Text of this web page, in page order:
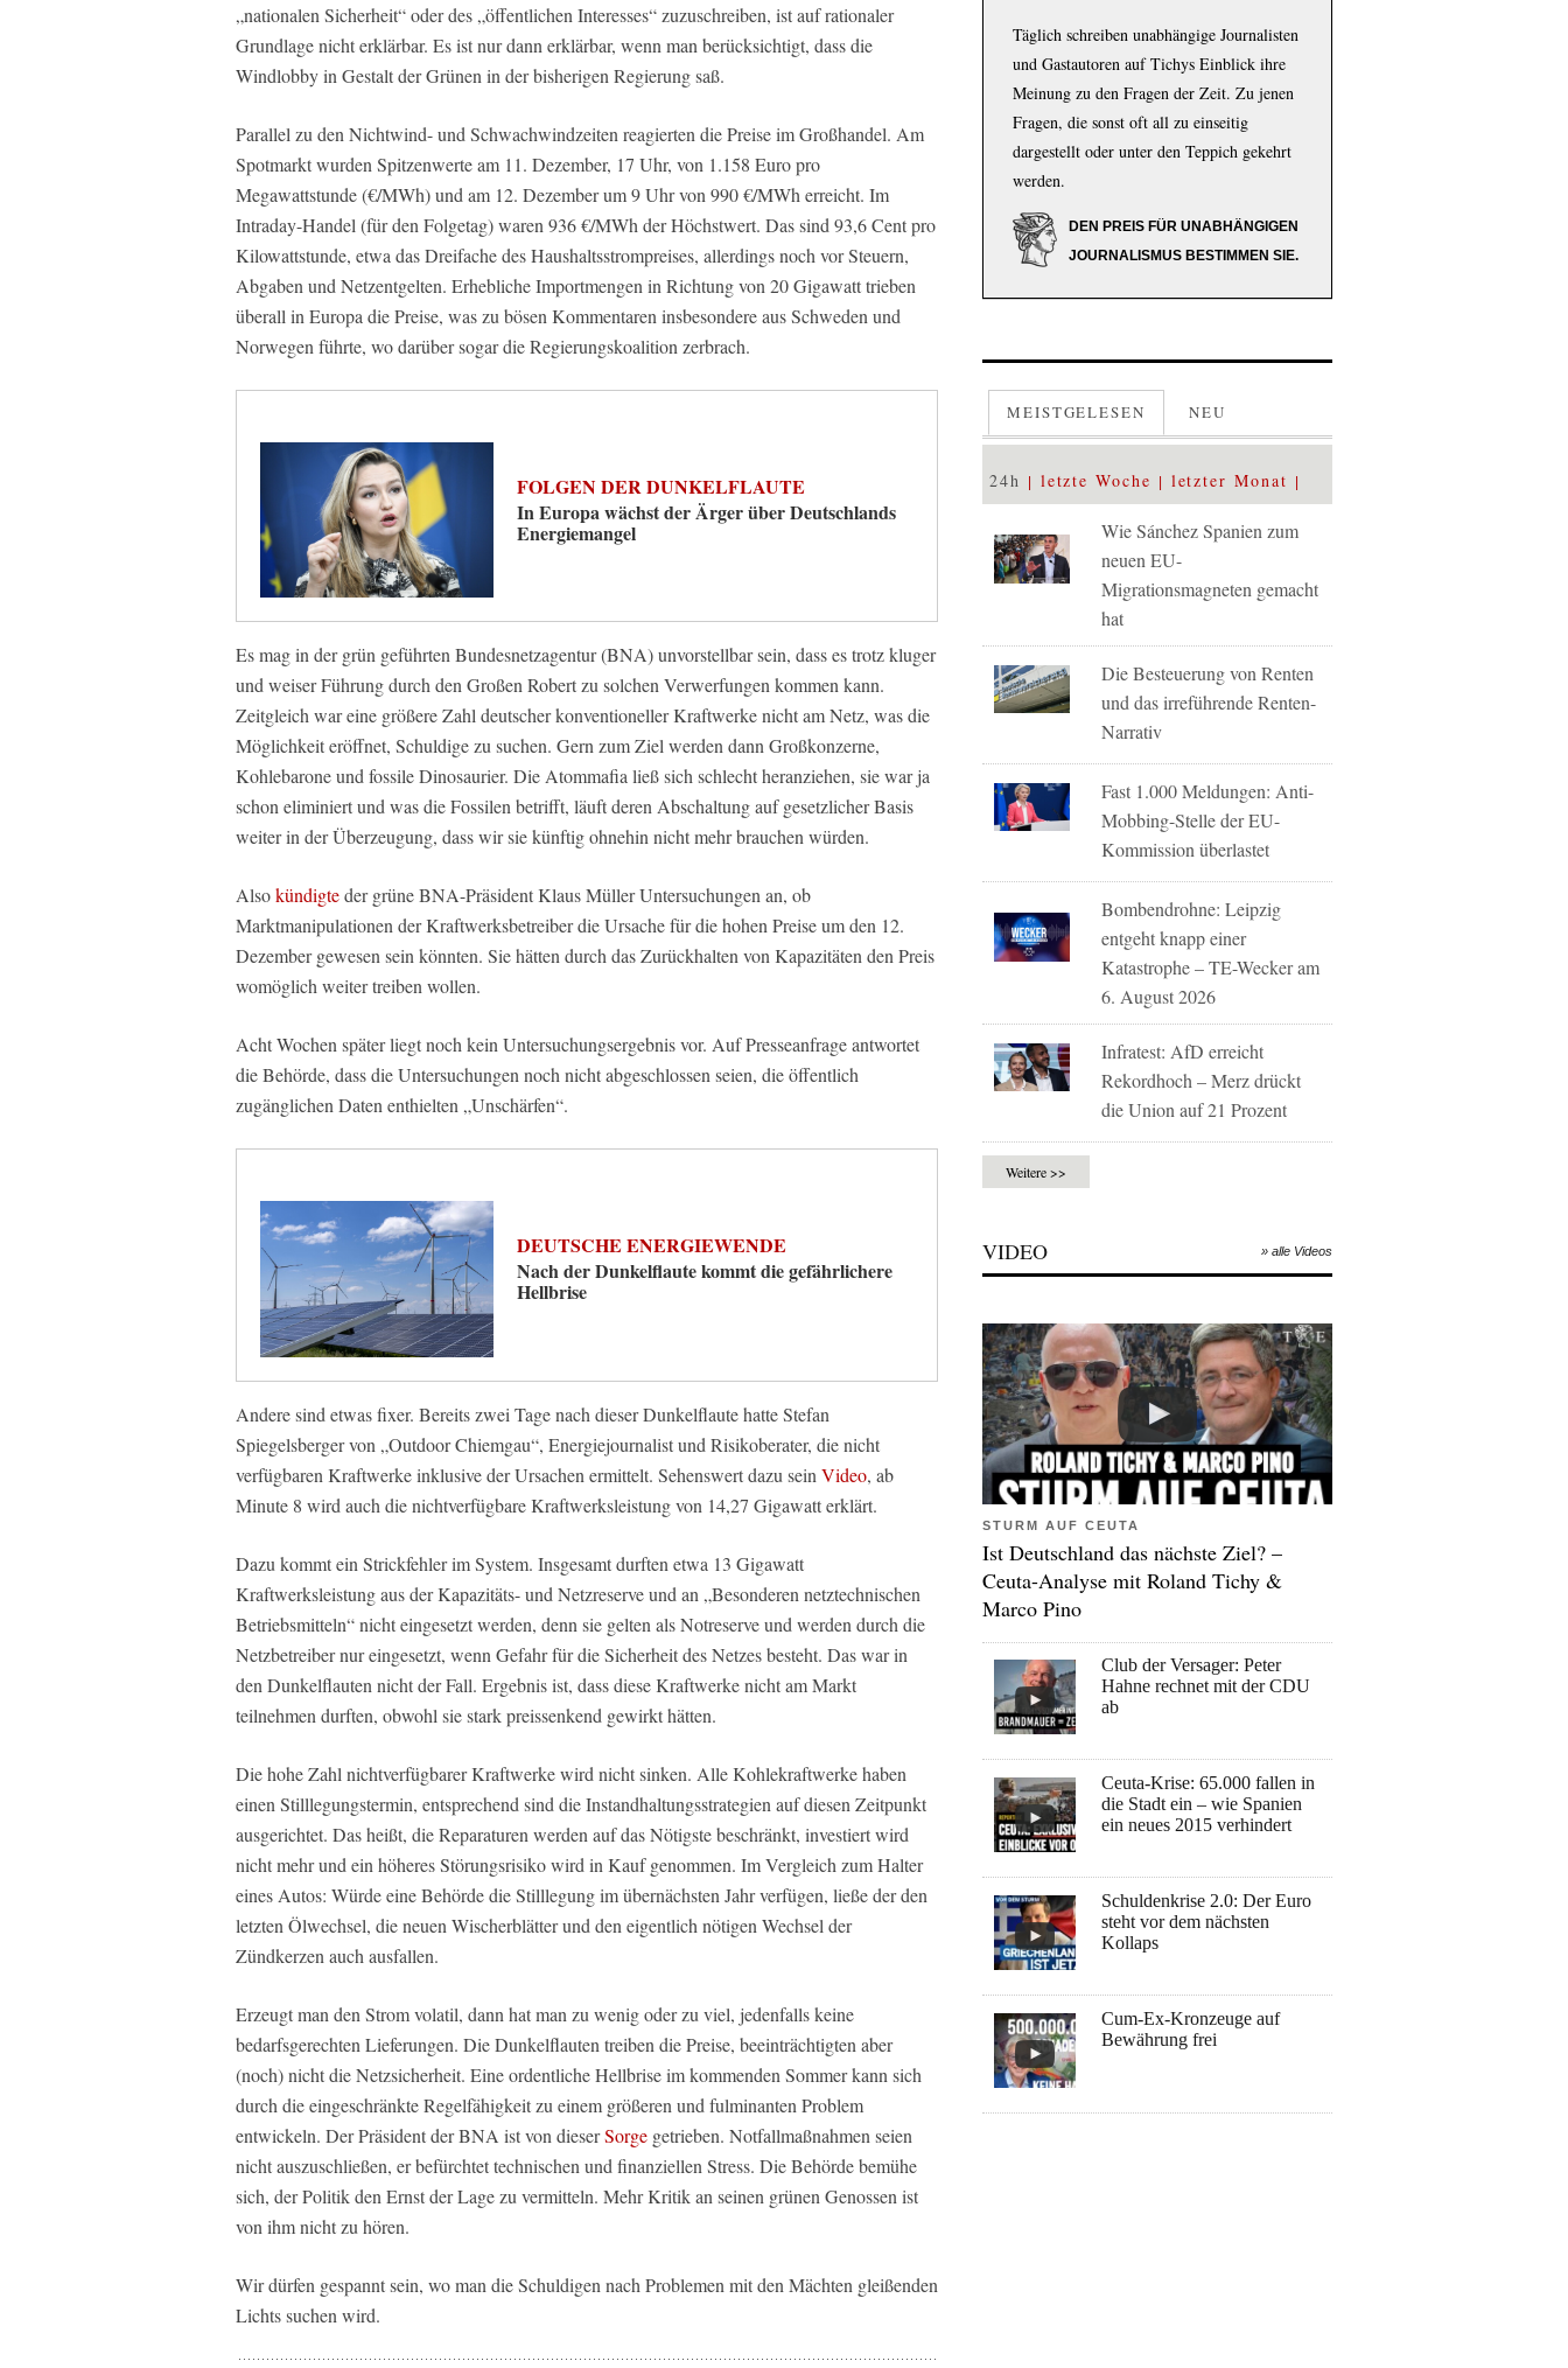
„nationalen Sicherheit“ oder des „öffentlichen Interesses“ zuzuschreiben, ist auf rationaler
Grundlage nicht erklärbar. Es ist nur dann erklärbar, wenn man berücksichtigt, dass die
Windlobby in Gestalt der Grünen in der bisherigen Regierung saß.
Parallel zu den Nichtwind- und Schwachwindzeiten reagierten die Preise im Großhandel. Am
Spotmarkt wurden Spitzenwerte am 11. Dezember, 17 Uhr, von 1.158 Euro pro
Megawattstunde (€/MWh) und am 12. Dezember um 9 Uhr von 990 €/MWh erreicht. Im
Intraday-Handel (für den Folgetag) waren 936 €/MWh der Höchstwert. Das sind 93,6 Cent pro
Kilowattstunde, etwa das Dreifache des Haushaltsstrompreises, allerdings noch vor Steuern,
Abgaben und Netzentgelten. Erhebliche Importmengen in Richtung von 20 Gigawatt trieben
überall in Europa die Preise, was zu bösen Kommentaren insbesondere aus Schweden und
Norwegen führte, wo darüber sogar die Regierungskoalition zerbrach.
FOLGEN DER DUNKELFLAUTE
In Europa wächst der Ärger über Deutschlands
Energiemangel
Es mag in der grün geführten Bundesnetzagentur (BNA) unvorstellbar sein, dass es trotz kluger
und weiser Führung durch den Großen Robert zu solchen Verwerfungen kommen kann.
Zeitgleich war eine größere Zahl deutscher konventioneller Kraftwerke nicht am Netz, was die
Möglichkeit eröffnet, Schuldige zu suchen. Gern zum Ziel werden dann Großkonzerne,
Kohlebarone und fossile Dinosaurier. Die Atommafia ließ sich schlecht heranziehen, sie war ja
schon eliminiert und was die Fossilen betrifft, läuft deren Abschaltung auf gesetzlicher Basis
weiter in der Überzeugung, dass wir sie künftig ohnehin nicht mehr brauchen würden.
Alsokündigteder grüne BNA-Präsident Klaus Müller Untersuchungen an, ob
Marktmanipulationen der Kraftwerksbetreiber die Ursache für die hohen Preise um den 12.
Dezember gewesen sein könnten. Sie hätten durch das Zurückhalten von Kapazitäten den Preis
womöglich weiter treiben wollen.
Acht Wochen später liegt noch kein Untersuchungsergebnis vor. Auf Presseanfrage antwortet
die Behörde, dass die Untersuchungen noch nicht abgeschlossen seien, die öffentlich
zugänglichen Daten enthielten „Unschärfen“.
DEUTSCHE ENERGIEWENDE
Nach der Dunkelflaute kommt die gefährlichere
Hellbrise
Andere sind etwas fixer. Bereits zwei Tage nach dieser Dunkelflaute hatte Stefan
Spiegelsberger von „Outdoor Chiemgau“, Energiejournalist und Risikoberater, die nicht
verfügbaren Kraftwerke inklusive der Ursachen ermittelt. Sehenswert dazu sein Video, ab
Minute 8 wird auch die nichtverfügbare Kraftwerksleistung von 14,27 Gigawatt erklärt.
Dazu kommt ein Strickfehler im System. Insgesamt durften etwa 13 Gigawatt
Kraftwerksleistung aus der Kapazitäts- und Netzreserve und an „Besonderen netztechnischen
Betriebsmitteln“ nicht eingesetzt werden, denn sie gelten als Notreserve und werden durch die
Netzbetreiber nur eingesetzt, wenn Gefahr für die Sicherheit des Netzes besteht. Das war in
den Dunkelflauten nicht der Fall. Ergebnis ist, dass diese Kraftwerke nicht am Markt
teilnehmen durften, obwohl sie stark preissenkend gewirkt hätten.
Die hohe Zahl nichtverfügbarer Kraftwerke wird nicht sinken. Alle Kohlekraftwerke haben
einen Stilllegungstermin, entsprechend sind die Instandhaltungsstrategien auf diesen Zeitpunkt
ausgerichtet. Das heißt, die Reparaturen werden auf das Nötigste beschränkt, investiert wird
nicht mehr und ein höheres Störungsrisiko wird in Kauf genommen. Im Vergleich zum Halter
eines Autos: Würde eine Behörde die Stilllegung im übernächsten Jahr verfügen, ließe der den
letzten Ölwechsel, die neuen Wischerblätter und den eigentlich nötigen Wechsel der
Zündkerzen auch ausfallen.
Erzeugt man den Strom volatil, dann hat man zu wenig oder zu viel, jedenfalls keine
bedarfsgerechten Lieferungen. Die Dunkelflauten treiben die Preise, beeinträchtigten aber
(noch) nicht die Netzsicherheit. Eine ordentliche Hellbrise im kommenden Sommer kann sich
durch die eingeschränkte Regelfähigkeit zu einem größeren und fulminanten Problem
entwickeln. Der Präsident der BNA ist von dieserSorge getrieben. Notfallmaßnahmen seien
nicht auszuschließen, er befürchtet technischen und finanziellen Stress. Die Behörde bemühe
sich, der Politik den Ernst der Lage zu vermitteln. Mehr Kritik an seinen grünen Genossen ist
von ihm nicht zu hören.
Wir dürfen gespannt sein, wo man die Schuldigen nach Problemen mit den Mächten gleißenden
Lichts suchen wird.
Täglich schreiben unabhängige Journalisten
und Gastautoren auf Tichys Einblick ihre
Meinung zu den Fragen der Zeit. Zu jenen
Fragen, die sonst oft all zu einseitig
dargestellt oder unter den Teppich gekehrt
werden.
DEN PREIS FÜR UNABHÄNGIGEN
JOURNALISMUS BESTIMMEN SIE.
MEISTGELESEN NEU
24h letzte Woche letzter Monat
Wie Sánchez Spanien zum
neuen EU-
Migrationsmagneten gemacht
hat
Die Besteuerung von Renten
und das irreführende Renten-
Narrativ
Fast 1.000 Meldungen: Anti-
Mobbing-Stelle der EU-
Kommission überlastet
Bombendrohne: Leipzig
entgeht knapp einer
Katastrophe – TE-Wecker am
6. August 2026
Infratest: AfD erreicht
Rekordhoch – Merz drückt
die Union auf 21 Prozent
Weitere >>
VIDEO » alle Videos
STURM AUF CEUTA
Ist Deutschland das nächste Ziel? –
Ceuta-Analyse mit Roland Tichy &
Marco Pino
Club der Versager: Peter
Hahne rechnet mit der CDU
ab
Ceuta-Krise: 65.000 fallen in
die Stadt ein – wie Spanien
ein neues 2015 verhindert
Schuldenkrise 2.0: Der Euro
steht vor dem nächsten
Kollaps
Cum-Ex-Kronzeuge auf
Bewährung frei